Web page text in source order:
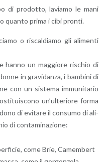
di pro­dot­to, la­via­mo le mani
quan­to prima i cibi pron­ti.
o ri­scal­dia­mo gli ali­men­ti
hanno un mag­gio­re ri­schio di
in gra­vi­dan­za, i bam­bi­ni di
con un si­ste­ma im­mu­ni­ta­rio
un’ul­te­rio­re forma
di evi­ta­re il con­su­mo di ali­
di con­ta­mi­na­zio­ne:
come Brie, Ca­mem­bert